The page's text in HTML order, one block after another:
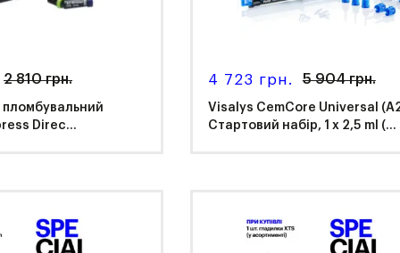
2 810 грн.
Direc...
Vivadent
4 723 грн. 5 904 грн.
Visalys CemCore Universal
Стартовий набір, 1 х 2,5 ml (...